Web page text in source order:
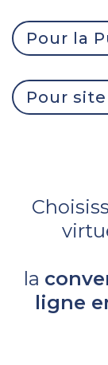
Pour la
Pour
la
ligne